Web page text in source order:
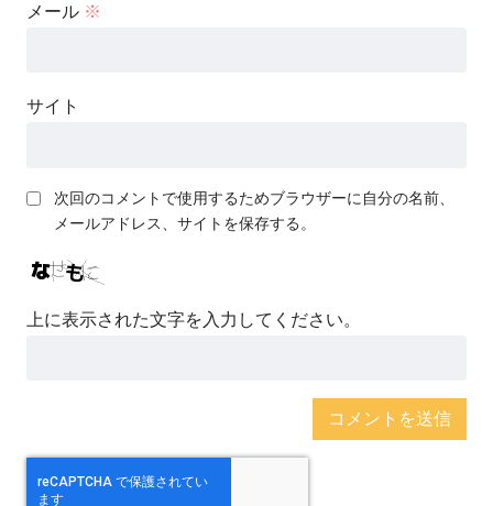
メール ※
サイト
次回のコメントで使用するためブラウザーに自分の名前、
メールアドレス、サイトを保存する。
上に表示された文字を入力してください。